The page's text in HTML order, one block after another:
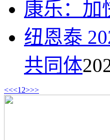
康乐：加
纽恩泰
共同体
<<<1 2>>>